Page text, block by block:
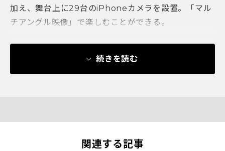
加え、舞台上に29台のiPhoneカメラを設置。「マル
チアングル映像」で楽しむことができる。
続きを読む
関連する記事